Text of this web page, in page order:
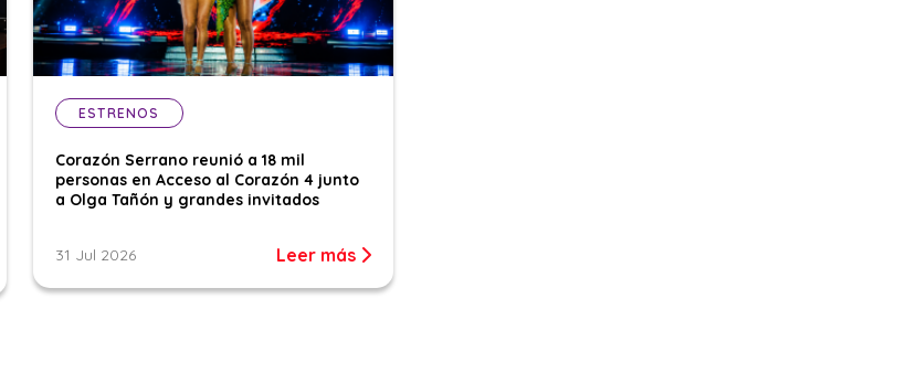
ESTRENOS
Corazón Serrano reunió a 18 mil
personas en Acceso al Corazón 4 junto
a Olga Tañón y grandes invitados
31 Jul 2026 Leer más